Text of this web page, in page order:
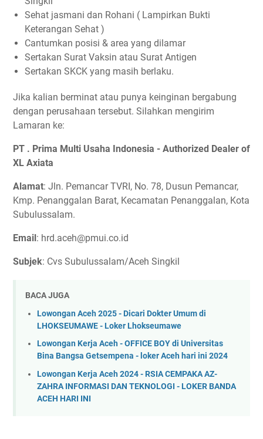
Sehat jasmani dan Rohani ( Lampirkan Bukti
Keterangan Sehat )
Cantumkan posisi & area yang dilamar
Sertakan Surat Vaksin atau Surat Antigen
Sertakan SKCK yang masih berlaku.
Jika kalian berminat atau punya keinginan bergabung
dengan perusahaan tersebut. Silahkan mengirim
Lamaran ke:
PT . Prima Multi Usaha Indonesia - Authorized Dealer of
XL Axiata
Alamat: Jln. Pemancar TVRI, No. 78, Dusun Pemancar,
Kmp. Penanggalan Barat, Kecamatan Penanggalan, Kota
Subulussalam.
Email: hrd.aceh@pmui.co.id
Subjek: Cvs Subulussalam/Aceh Singkil
BACA JUGA
Lowongan Aceh 2025 - Dicari Dokter Umum di
LHOKSEUMAWE - Loker Lhokseumawe
Lowongan Kerja Aceh - OFFICE BOY di Universitas
Bina Bangsa Getsempena - loker Aceh hari ini 2024
Lowongan Kerja Aceh 2024 - RSIA CEMPAKA AZ-
ZAHRA INFORMASI DAN TEKNOLOGI - LOKER BANDA
ACEH HARI INI